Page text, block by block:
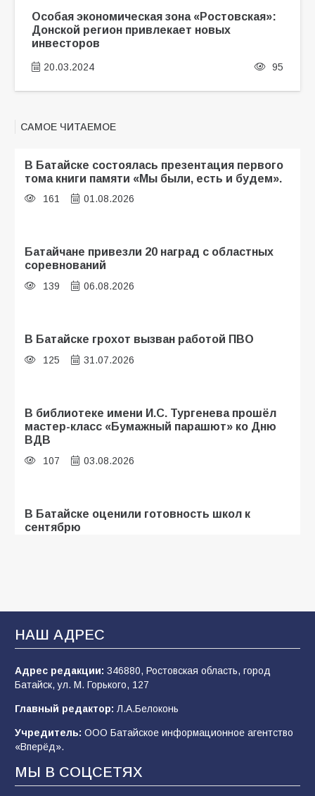
Особая экономическая зона «Ростовская»:
Донской регион привлекает новых
инвесторов
20.03.2024 95
САМОЕ ЧИТАЕМОЕ
В Батайске состоялась презентация первого
тома книги памяти «Мы были, есть и будем».
161 01.08.2026
Батайчане привезли 20 наград с областных
соревнований
139 06.08.2026
В Батайске грохот вызван работой ПВО
125 31.07.2026
В библиотеке имени И.С. Тургенева прошёл
мастер-класс «Бумажный парашют» ко Дню
ВДВ
107 03.08.2026
В Батайске оценили готовность школ к
сентябрю
образовательного кластера
106 05.08.2026
«Мобилизация или набор?» Что на самом
2026 года
101 03.08.2026
В Батайске продолжаются дорожные работы
НАШ АДРЕС
Адрес редакции: 346880, Ростовская область, город
Батайск, ул. М. Горького, 127
Главный редактор: Л.А.Белоконь
Учредитель: ООО Батайское информационное агентство
«Вперёд».
МЫ В СОЦСЕТЯХ